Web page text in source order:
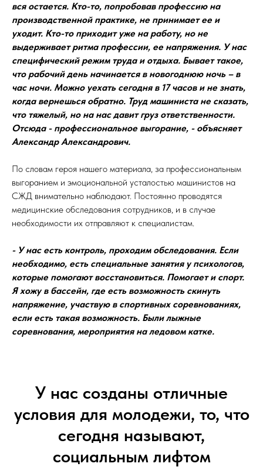
вся остается. Кто-то, попробовав профессию на
производственной практике, не принимает ее и
уходит. Кто-то приходит уже на работу, но не
выдерживает ритма профессии, ее напряжения. У нас
специфический режим труда и отдыха. Бывает такое,
что рабочий день начинается в новогоднюю ночь – в
час ночи. Можно уехать сегодня в 17 часов и не знать,
когда вернешься обратно. Труд машиниста не сказать,
что тяжелый, но на нас давит груз ответственности.
Отсюда - профессиональное выгорание, - объясняет
Александр Александрович.
По словам героя нашего материала, за профессиональным
выгоранием и эмоциональной усталостью машинистов на
СЖД внимательно наблюдают. Постоянно проводятся
медицинские обследования сотрудников, и в случае
необходимости их отправляют к специалистам.
- У нас есть контроль, проходим обследования. Если
необходимо, есть специальные занятия у психологов,
которые помогают восстановиться. Помогает и спорт.
Я хожу в бассейн, где есть возможность скинуть
напряжение, участвую в спортивных соревнованиях,
если есть такая возможность. Были лыжные
соревнования, мероприятия на ледовом катке.
У нас созданы отличные
условия для молодежи, то, что
сегодня называют,
социальным лифтом